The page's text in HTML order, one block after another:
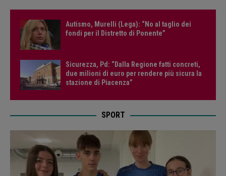
Autismo, Murelli (Lega): “No al taglio dei
fondi per il Distretto di Ponente”
Sicurezza, Pd: “Dalla Regione fatti concreti,
due milioni di euro per rendere più sicura la
stazione di Piacenza”
SPORT